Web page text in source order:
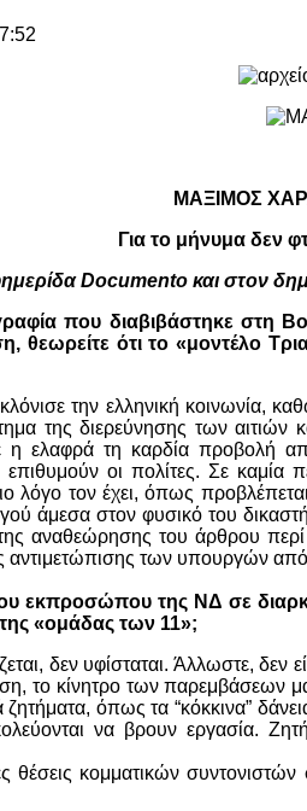
ΜΑΞΙΜΟΣ
Για το μήνυμα δεν
Documento και στον
που διαβιβάστηκε στη
θεωρείτε ότι το «μοντέλο
την ελληνική κοινωνία,
της διερεύνησης των
η ελαφρά τη καρδία προβολή
οι πολίτες. Σε καμία
λόγο τον έχει, όπως
άμεσα στον φυσικό του
αναθεώρησης του άρθρου
αντιμετώπισης των υπουργών
εκπροσώπου της ΝΔ σε
της «ομάδας των 11»;
δεν υφίσταται. Άλλωστε, δεν
το κίνητρο των παρεμβάσεων
ζητήματα, όπως τα “κόκκινα”
να βρουν εργασία.
θέσεις κομματικών